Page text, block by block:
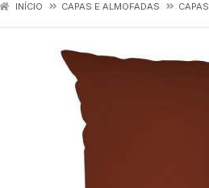
INÍCIO CAPAS E ALMOFADAS CAPAS